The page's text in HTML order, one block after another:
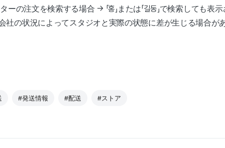
ターの注文を検索する場合 → 「홍」または「길동」で検索しても表
社の状況によってスタジオと実際の状態に差が生じる場合が
#発送情報 #配送 #ストア